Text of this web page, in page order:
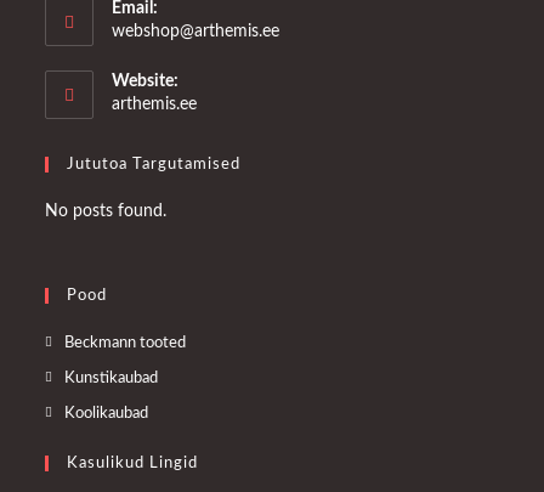
Email:
webshop@arthemis.eeOpens
Website:
arthemis.ee
Jututoa Targutamised
No posts found.
Pood
Beckmann tooted
tab
Kunstikaubad
new
Koolikaubad
a
Kasulikud Lingid